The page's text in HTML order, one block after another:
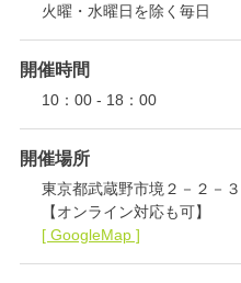
火曜・水曜日を除く毎日
開催時間
10：00 - 18：00
開催場所
東京都武蔵野市境２－２－
【オンライン対応も可】
[ GoogleMap ]